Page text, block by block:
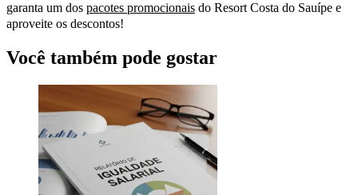
garanta um dos pacotes promocionais do Resort Costa do Sauípe e
aproveite os descontos!
Você também pode gostar